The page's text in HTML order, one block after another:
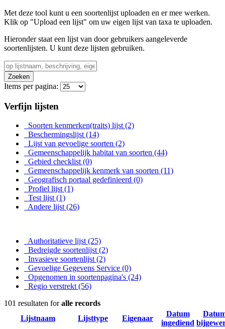
Met deze tool kunt u een soortenlijst uploaden en er mee werken.
Klik op "Upload een lijst" om uw eigen lijst van taxa te uploaden.
Hieronder staat een lijst van door gebruikers aangeleverde
soortenlijsten. U kunt deze lijsten gebruiken.
Zoeken
Items per pagina:
Verfijn lijsten
Soorten kenmerken(traits) lijst (2)
Beschermingslijst (14)
Lijst van gevoelige soorten (2)
Gemeenschappelijk habitat van soorten (44)
Gebied checklist (0)
Gemeenschappelijk kenmerk van soorten (11)
Geografisch portaal gedefinieerd (0)
Profiel lijst (1)
Test lijst (1)
Andere lijst (26)
Authoritatieve lijst (25)
Bedreigde soortenlijst (2)
Invasieve soortenlijst (2)
Gevoelige Gegevens Service (0)
Opgenomen in soortenpagina's (24)
Regio verstrekt (56)
101 resultaten foralle records
Lijstnaam
Lijsttype Eigenaar
Datum
ingediend